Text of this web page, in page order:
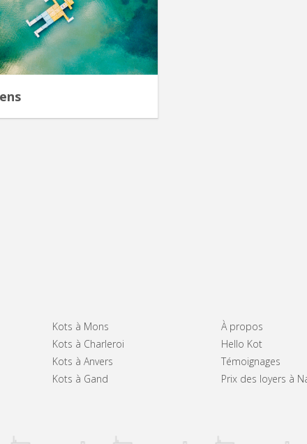
Kots à Mons
Kots à Charleroi
Kots à Anvers
Kots à Gand
À propos
Hello Kot
Témoignages
Prix des loyers à